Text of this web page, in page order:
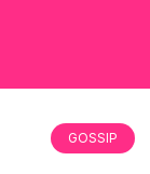
GOSSIP